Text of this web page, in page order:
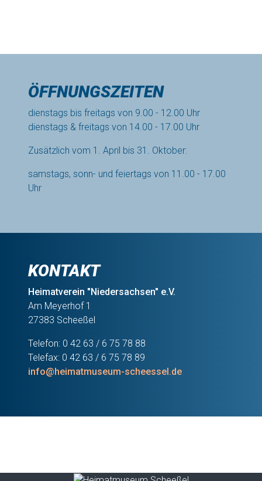
ÖFFNUNGSZEITEN
dienstags bis freitags von 9.00 - 12.00 Uhr
dienstags & freitags von 14.00 - 17.00 Uhr
Zusätzlich vom 1. April bis 31. Oktober:
samstags, sonn- und feiertags von 11.00 - 17.00
Uhr
KONTAKT
Heimatverein "Niedersachsen" e.V.
Am Meyerhof 1
27383 Scheeßel
Telefon: 0 42 63 / 6 75 78 88
Telefax: 0 42 63 / 6 75 78 89
info@heimatmuseum-scheessel.de